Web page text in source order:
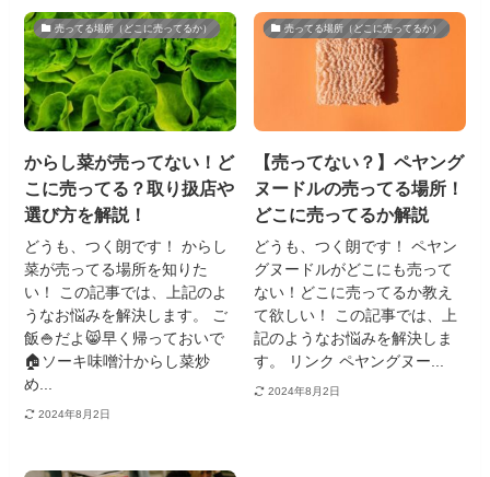
売ってる場所（どこに売ってるか）
からし菜が売ってない！ど
こに売ってる？取り扱店や
選び方を解説！
どうも、つく朗です！ からし
菜が売ってる場所を知りた
い！ この記事では、上記のよ
うなお悩みを解決します。 ご
飯🍚だよ😸早く帰っておいで
🏠ソーキ味噌汁からし菜炒
め...
2024年8月2日
売ってる場所（どこに売ってるか）
【売ってない？】ペヤング
ヌードルの売ってる場所！
どこに売ってるか解説
どうも、つく朗です！ ペヤン
グヌードルがどこにも売って
ない！どこに売ってるか教え
て欲しい！ この記事では、上
記のようなお悩みを解決しま
す。 リンク ペヤングヌー...
2024年8月2日